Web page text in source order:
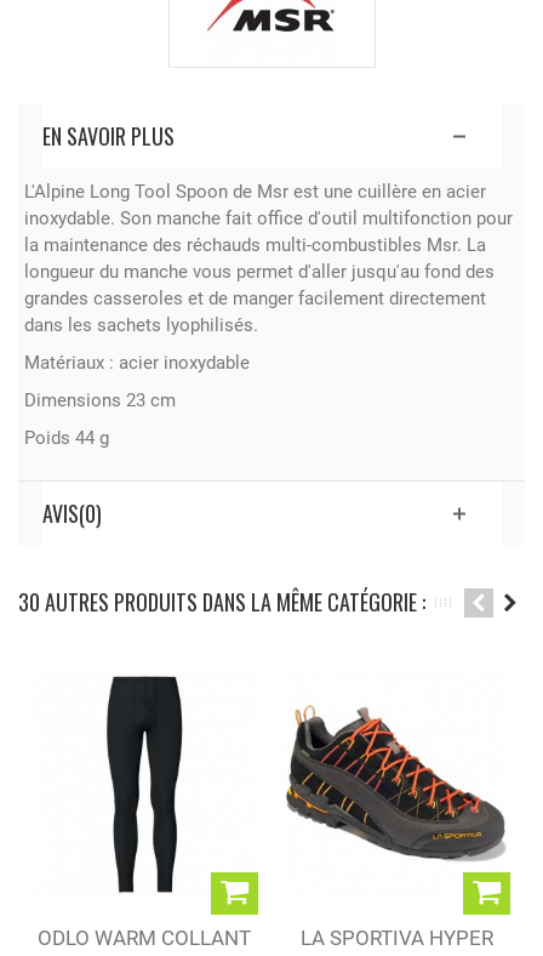
EN SAVOIR PLUS
L'Alpine Long Tool Spoon de Msr est une cuillère en acier
inoxydable. Son manche fait office d'outil multifonction pour
la maintenance des réchauds multi-combustibles Msr. La
longueur du manche vous permet d'aller jusqu'au fond des
grandes casseroles et de manger facilement directement
dans les sachets lyophilisés.
Matériaux : acier inoxydable
Dimensions 23 cm
Poids 44 g
AVIS(0)
30 AUTRES PRODUITS DANS LA MÊME CATÉGORIE :
ODLO WARM COLLANT LA SPORTIVA HYPER